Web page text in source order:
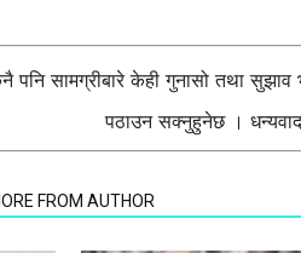
पनि सामग्रीबारे केही गुनासो तथा सुझाव
पठाउन सक्नुहुनेछ ।
FROM AUTHOR